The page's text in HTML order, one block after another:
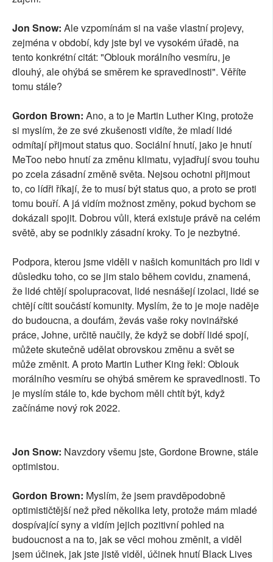
Jon Snow: Ale vzpomínám si na vaše vlastní projevy,
zejména v období, kdy jste byl ve vysokém úřadě, na
tento konkrétní citát: "Oblouk morálního vesmíru, je
dlouhý, ale ohýbá se směrem ke spravedlnosti". Věříte
tomu stále?
Gordon Brown: Ano, a to je Martin Luther King, protože
si myslím, že ze své zkušenosti vidíte, že mladí lidé
odmítají přijmout status quo. Sociální hnutí, jako je hnutí
MeToo nebo hnutí za změnu klimatu, vyjadřují svou touhu
po zcela zásadní změně světa. Nejsou ochotni přijmout
to, co lídři říkají, že to musí být status quo, a proto se proti
tomu bouří. A já vidím možnost změny, pokud bychom se
dokázali spojit. Dobrou vůli, která existuje právě na celém
světě, aby se podnikly zásadní kroky. To je nezbytné.
Podpora, kterou jsme viděli v našich komunitách pro lidi v
důsledku toho, co se jim stalo během covidu, znamená,
že lidé chtějí spolupracovat, lidé nesnášejí izolaci, lidé se
chtějí cítit součástí komunity. Myslím, že to je moje naděje
do budoucna, a doufám, ževás vaše roky novinářské
práce, Johne, určitě naučily, že když se dobří lidé spojí,
můžete skutečně udělat obrovskou změnu a svět se
může změnit. A proto Martin Luther King řekl: Oblouk
morálního vesmíru se ohýbá směrem ke spravedlnosti. To
je myslím stále to, kde bychom měli chtít být, když
začínáme nový rok 2022.
Jon Snow: Navzdory všemu jste, Gordone Browne, stále
optimistou.
Gordon Brown: Myslím, že jsem pravděpodobně
optimističtější než před několika lety, protože mám mladé
dospívající syny a vidím jejich pozitivní pohled na
budoucnost a na to, jak se věci mohou změnit, a viděl
jsem účinek, jak jste jistě viděl, účinek hnutí Black Lives